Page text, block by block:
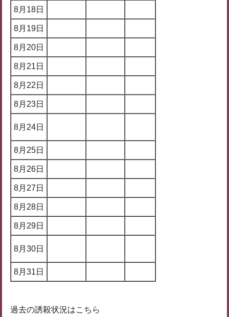
8月18日
8月19日
8月20日
8月21日
8月22日
8月23日
8月24日
8月25日
8月26日
8月27日
8月28日
8月29日
8月30日
8月31日
過去の誘殺状況はこちら